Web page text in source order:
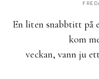
En liten snabbtitt på
kom
veckan, vann ju